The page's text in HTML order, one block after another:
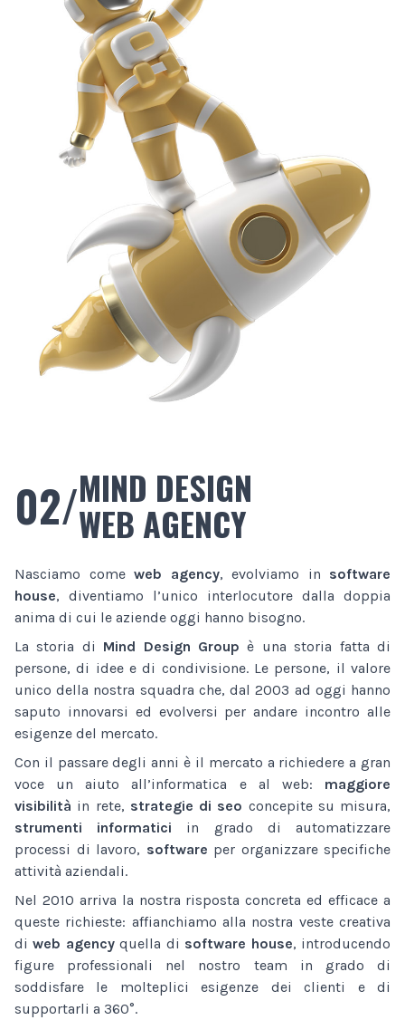
02/MIND DESIGN
WEB AGENCY
Nasciamo come web agency, evolviamo in software
house, diventiamo l’unico interlocutore dalla doppia
anima di cui le aziende oggi hanno bisogno.
La storia di Mind Design Group è una storia fatta di
persone, di idee e di condivisione. Le persone, il valore
unico della nostra squadra che, dal 2003 ad oggi hanno
saputo innovarsi ed evolversi per andare incontro alle
esigenze del mercato.
Con il passare degli anni è il mercato a richiedere a gran
voce un aiuto all’informatica e al web: maggiore
visibilità in rete, strategie di seo concepite su misura,
strumenti informatici in grado di automatizzare
processi di lavoro, software per organizzare specifiche
attività aziendali.
Nel 2010 arriva la nostra risposta concreta ed efficace a
queste richieste: affianchiamo alla nostra veste creativa
diweb agencyquella di software house, introducendo
figure professionali nel nostro team in grado di
soddisfare le molteplici esigenze dei clienti e di
supportarli a 360°.